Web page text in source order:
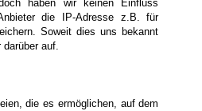
haben wir keinen Einfluss
die IP-Adresse z.B. für
Soweit dies uns bekannt
auf.
die es ermöglichen, auf dem